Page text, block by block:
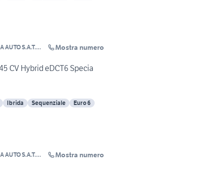
Mostra numero
CV Hybrid eDCT6 Specia
Ibrida Sequenziale Euro 6
Mostra numero